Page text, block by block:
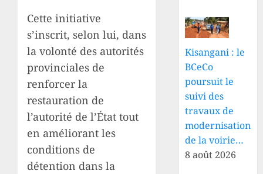
Cette initiative
s’inscrit, selon lui, dans
la volonté des autorités
provinciales de
renforcer la
restauration de
l’autorité de l’État tout
en améliorant les
conditions de
détention dans la
Kisangani : le
BCeCo
poursuit le
suivi des
travaux de
modernisation
de la voirie…
8 août 2026